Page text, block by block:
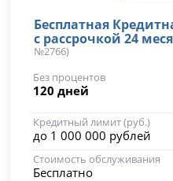
Бесплатная
с рассрочкой 24
№2766)
Без процентов
120 дней
Кредитный лимит (руб.)
до 1 000 000 рублей
Стоимость обслуживания
Бесплатно